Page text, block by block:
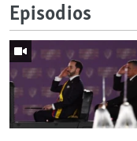
Episodios